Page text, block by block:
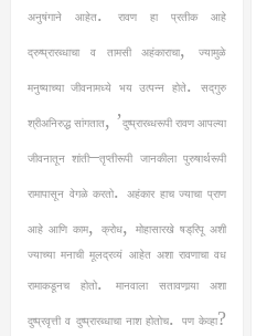
अनुषंगाने आहेत. रावण हा प्रतीक आहे
द्रुष्प्रारब्धाचा व तामसी अहंकाराचा, ज्यामुळे
मनुष्याच्या जीवनामध्ये भय उत्पन्न होते.सद्‌गुरु
श्रीअनिरुद्ध सांगतात, ’दुष्प्रारब्धरूपी रावण आपल्या
जीवनातून शांती–तृप्तीरूपी जानकीला पुरुषार्थरूपी
रामापासून वेगळे करतो.अहंकार हाच ज्याचा प्राण
आहे आणि काम, क्रोध, मोहासारखे षड्‌रिपू अशी
ज्याच्या मनाची मूलद्रव्यं आहेत अशा रावणाचा वध
रामाकडूनच होतो. मानवाला सतावणार्‍या अशा
दुष्प्रवृत्ती व दुष्प्रारब्धाचा नाश होतोच. पण केव्हा?